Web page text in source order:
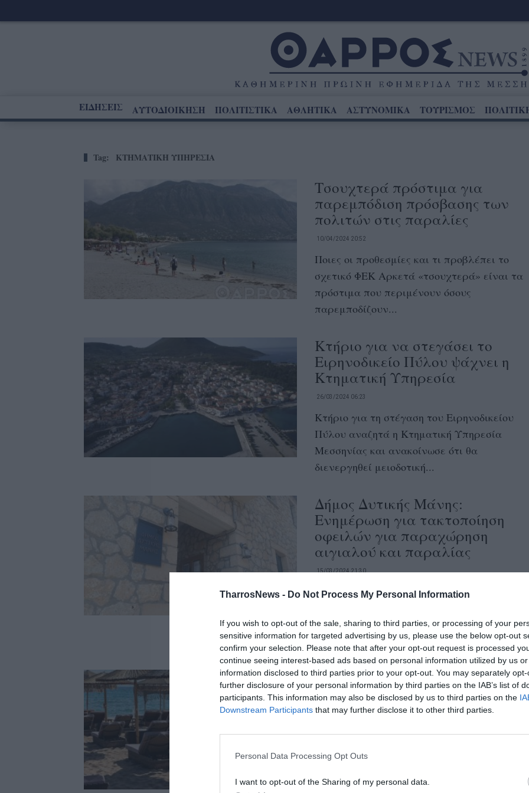
TharrosNews - Do Not Process My Personal Information
If you wish to opt-out of the sale, sharing to third parties, or processing of your
sensitive information for targeted advertising by us, please use the below opt-out
confirm your selection. Please note that after your opt-out request is processed
continue seeing interest-based ads based on personal information utilized by us
information disclosed to third parties prior to your opt-out. You may separately
further disclosure of your personal information by third parties on the IAB’s list of
participants. This information may also be disclosed by us to third parties on the
Downstream Participants that may further disclose it to other third parties.
Personal Data Processing Opt Outs
I want to opt-out of the Sharing of my personal data.
ΕΙΔΗΣΕΙΣ ΑΥΤΟΔΙΟΙΚΗΣΗ ΠΟΛΙΤΙΣΤΙΚΑ ΑΘΛΗΤΙΚΑ ΑΣΤΥΝΟΜΙΚΑ ΤΟΥΡΙΣΜΟΣ
Tag: ΚΤΗΜΑΤΙΚΗ ΥΠΗΡΕΣΙΑ
Τσουχτερά πρόστιμα για
παρεμπόδιση πρόσβασης των
πολιτών στις παραλίες
10/04/2024 20:52
Ποιες οι προθεσμίες και τι προβλέπει το
σχετικό ΦΕΚ Αρκετά «τσουχτερά» είναι τα
πρόστιμα που περιμένουν όσους
παρεμποδίζουν...
Κτήριο για να στεγάσει το
Ειρηνοδικείο Πύλου ψάχνει η
Κτηματική Υπηρεσία
26/03/2024 06:23
Κτήριο για τη στέγαση του Ειρηνοδικείου
Πύλου αναζητά η Κτηματική Υπηρεσία
Μεσσηνίας και ανακοίνωσε ότι θα
διενεργηθεί μειοδοτική...
Δήμος Δυτικής Μάνης:
Ενημέρωση για τακτοποίηση
οφειλών για παραχώρηση
αιγιαλού και παραλίας
15/03/2024 21:30
Να τακτοποιήσουν τις οικονομικές
παραχώρηση αιγιαλού και παραλίας καλεί
τους επιχειρηματίες ο Δήμος...
Ερωτήσεις & απαντήσεις για το
νέο πλαίσιο για τις παραλίες
και τη δημόσια περιουσία στον
Ενημερωτικό σημείωμα με δέκα ερωτήσεις-
απαντήσεις για το νέο πλαίσιο στις